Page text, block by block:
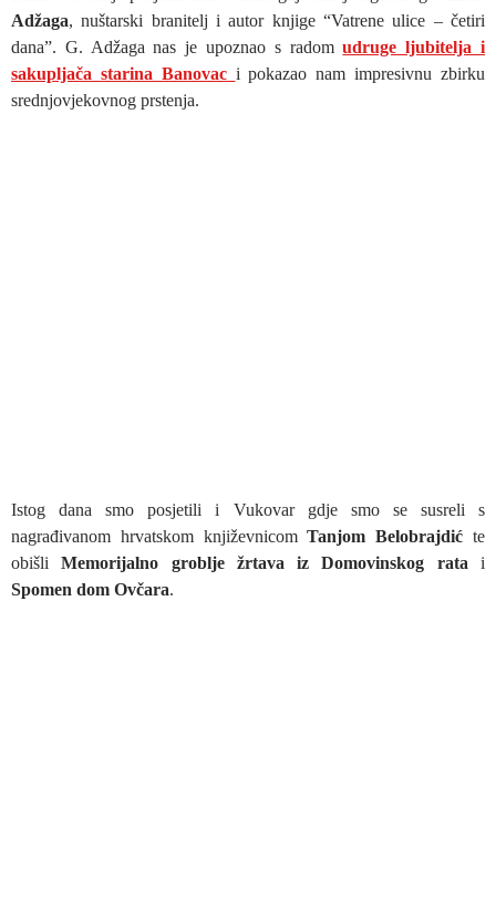
Adžaga, nuštarski branitelj i autor knjige “Vatrene ulice – četiri
dana”. G. Adžaga nas je upoznao s radomudruge ljubitelja i
sakupljača starina Banovac i pokazao nam impresivnu zbirku
srednjovjekovnog prstenja.
Istog dana smo posjetili i Vukovar gdje smo se susreli s
nagrađivanom hrvatskom književnicomTanjom Belobrajdić te
obišliMemorijalno groblje žrtava iz Domovinskog rata i
Spomen dom Ovčara.